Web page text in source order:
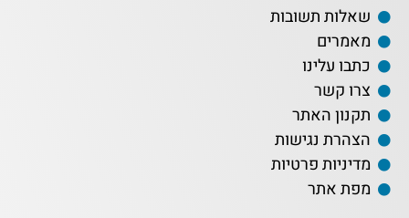
שאלות תשובות
מאמרים
כתבו עלינו
צרו קשר
תקנון האתר
הצהרת נגישות
מדיניות פרטיות
מפת אתר